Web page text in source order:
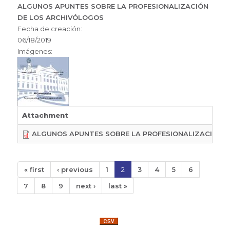
ALGUNOS APUNTES SOBRE LA PROFESIONALIZACIÓN
DE LOS ARCHIVÓLOGOS
Fecha de creación:
06/18/2019
Imágenes:
Attachment
ALGUNOS APUNTES SOBRE LA PROFESIONALIZACIÓN
« first ‹ previous 1 2 3 4 5
6
7
8 9 next › last »